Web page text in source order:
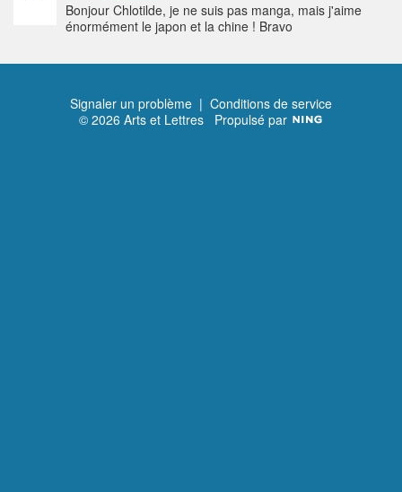
Bonjour Chlotilde, je ne suis pas manga, mais j'aime
énormément le japon et la chine ! Bravo
Signaler un problème | Conditions de service
© 2026 Arts et Lettres Propulsé par